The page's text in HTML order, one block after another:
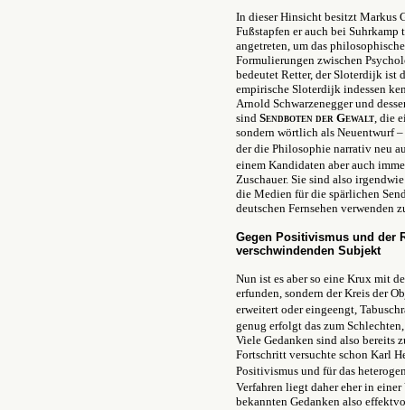
In dieser Hinsicht besitzt Markus
Fußstapfen er auch bei
angetreten, um das
Formulierungen zwischen
bedeutet Retter, der Sloterdijk ist
empirische Sloterdijk indessen
Arnold Schwarzenegger und
sind Sendboten der Gewalt, die
sondern wörtlich als Neuentwurf
der die Philosophie narrativ neu
einem Kandidaten aber auch
Zuschauer. Sie sind also
die Medien für die spärlichen
deutschen Fernsehen verwenden
Gegen Positivismus und der
verschwindenden Subjekt
Nun ist es aber so eine Krux mit
erfunden, sondern der Kreis der
erweitert oder eingeengt,
genug erfolgt das zum
Viele Gedanken sind also bereits
Fortschritt versuchte schon Karl
Positivismus und für das
Verfahren liegt daher eher in
bekannten Gedanken also